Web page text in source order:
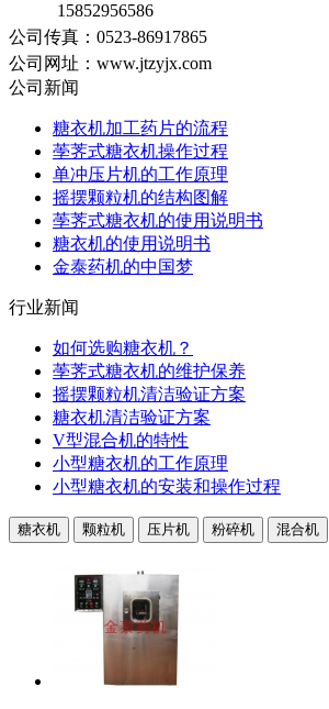
15852956586
公司传真：0523-86917865
公司网址：www.jtzyjx.com
公司新闻
糖衣机加工药片的流程
荸荠式糖衣机操作过程
单冲压片机的工作原理
摇摆颗粒机的结构图解
荸荠式糖衣机的使用说明书
糖衣机的使用说明书
金泰药机的中国梦
行业新闻
如何选购糖衣机？
荸荠式糖衣机的维护保养
摇摆颗粒机清洁验证方案
糖衣机清洁验证方案
V型混合机的特性
小型糖衣机的工作原理
小型糖衣机的安装和操作过程